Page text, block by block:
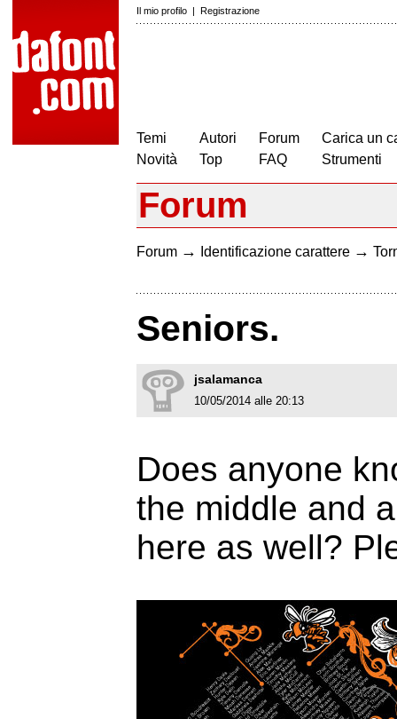
Il mio profilo | Registrazione
Temi
Novità
Autori
Top
Forum
FAQ
Carica un
Strumenti
Forum
Forum → Identificazione carattere →
Seniors.
jsalamanca
10/05/2014 alle 20:13
Does anyone
the middle and
here as well?